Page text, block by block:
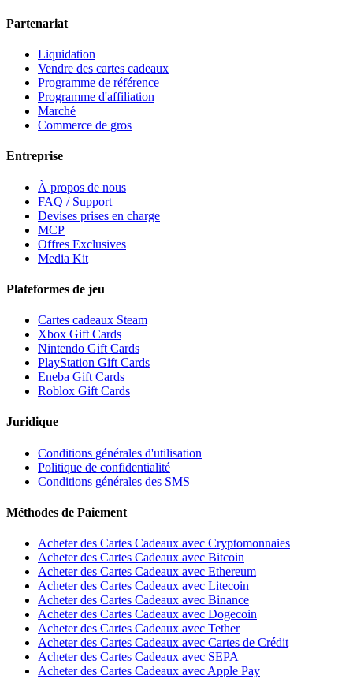
Partenariat
Liquidation
Vendre des cartes cadeaux
Programme de référence
Programme d'affiliation
Marché
Commerce de gros
Entreprise
À propos de nous
FAQ / Support
Devises prises en charge
MCP
Offres Exclusives
Media Kit
Plateformes de jeu
Cartes cadeaux Steam
Xbox Gift Cards
Nintendo Gift Cards
PlayStation Gift Cards
Eneba Gift Cards
Roblox Gift Cards
Juridique
Conditions générales d'utilisation
Politique de confidentialité
Conditions générales des SMS
Méthodes de Paiement
Acheter des Cartes Cadeaux avec Cryptomonnaies
Acheter des Cartes Cadeaux avec Bitcoin
Acheter des Cartes Cadeaux avec Ethereum
Acheter des Cartes Cadeaux avec Litecoin
Acheter des Cartes Cadeaux avec Binance
Acheter des Cartes Cadeaux avec Dogecoin
Acheter des Cartes Cadeaux avec Tether
Acheter des Cartes Cadeaux avec Cartes de Crédit
Acheter des Cartes Cadeaux avec SEPA
Acheter des Cartes Cadeaux avec Apple Pay